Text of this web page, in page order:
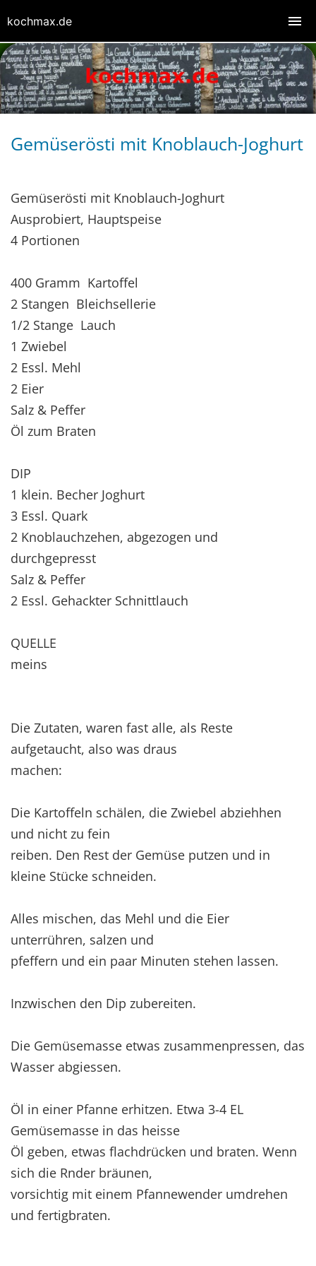
Gemüserösti mit Knoblauch-Joghurt
Gemüserösti mit Knoblauch-Joghurt
Ausprobiert, Hauptspeise
4 Portionen
400 Gramm Kartoffel
2 Stangen Bleichsellerie
1/2 Stange Lauch
1 Zwiebel
2 Essl. Mehl
2 Eier
Salz & Peffer
Öl zum Braten
DIP
1 klein. Becher Joghurt
3 Essl. Quark
2 Knoblauchzehen, abgezogen und
durchgepresst
Salz & Peffer
2 Essl. Gehackter Schnittlauch
QUELLE
meins
Die Zutaten, waren fast alle, als Reste
aufgetaucht, also was draus
machen:
Die Kartoffeln schälen, die Zwiebel abziehhen
und nicht zu fein
reiben. Den Rest der Gemüse putzen und in
kleine Stücke schneiden.
Alles mischen, das Mehl und die Eier
unterrühren, salzen und
pfeffern und ein paar Minuten stehen lassen.
Inzwischen den Dip zubereiten.
Die Gemüsemasse etwas zusammenpressen, das
Wasser abgiessen.
Öl in einer Pfanne erhitzen. Etwa 3-4 EL
Gemüsemasse in das heisse
Öl geben, etwas flachdrücken und braten. Wenn
sich die Rnder bräunen,
vorsichtig mit einem Pfannewender umdrehen
und fertigbraten.
kochmax.de